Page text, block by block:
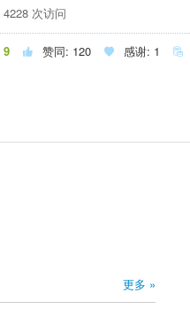
次访问
9  赞同: 120  感谢: 1 
更多 »